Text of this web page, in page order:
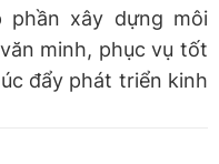
phần xây dựng môi
minh, phục vụ tốt
đẩy phát triển kinh